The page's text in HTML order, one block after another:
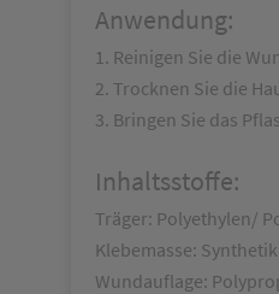
Anwendung:
1. Reinigen Sie die
2. Trocknen Sie die
3. Bringen Sie das
Inhaltsstoffe:
Träger: Polyethylen/
Klebemasse:
Wundauflage: